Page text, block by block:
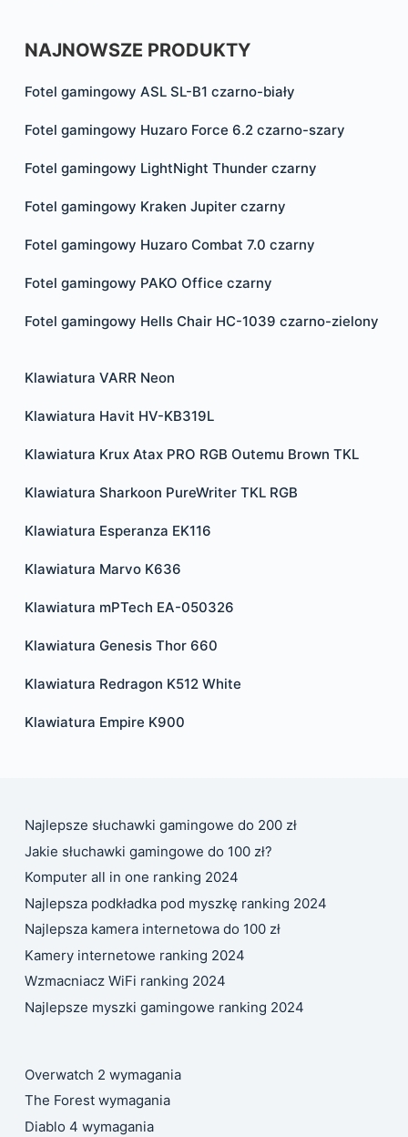
NAJNOWSZE PRODUKTY
Fotel gamingowy ASL SL-B1 czarno-biały
Fotel gamingowy Huzaro Force 6.2 czarno-szary
Fotel gamingowy LightNight Thunder czarny
Fotel gamingowy Kraken Jupiter czarny
Fotel gamingowy Huzaro Combat 7.0 czarny
Fotel gamingowy PAKO Office czarny
Fotel gamingowy Hells Chair HC-1039 czarno-zielony
Klawiatura VARR Neon
Klawiatura Havit HV-KB319L
Klawiatura Krux Atax PRO RGB Outemu Brown TKL
Klawiatura Sharkoon PureWriter TKL RGB
Klawiatura Esperanza EK116
Klawiatura Marvo K636
Klawiatura mPTech EA-050326
Klawiatura Genesis Thor 660
Klawiatura Redragon K512 White
Klawiatura Empire K900
Najlepsze słuchawki gamingowe do 200 zł
Jakie słuchawki gamingowe do 100 zł?
Komputer all in one ranking 2024
Najlepsza podkładka pod myszkę ranking 2024
Najlepsza kamera internetowa do 100 zł
Kamery internetowe ranking 2024
Wzmacniacz WiFi ranking 2024
Najlepsze myszki gamingowe ranking 2024
Overwatch 2 wymagania
The Forest wymagania
Diablo 4 wymagania